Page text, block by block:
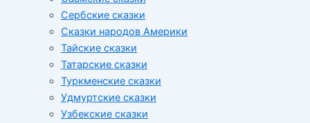
Сербские сказки
Сказки народов Америки
Тайские сказки
Татарские сказки
Туркменские сказки
Удмуртские сказки
Узбекские сказки